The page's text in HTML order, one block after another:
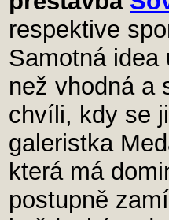
respektive
Samotná
než vhodná a
chvíli, kdy se
galeristka
která má
postupně